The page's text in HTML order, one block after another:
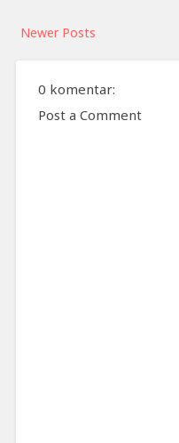
Newer Posts
0 komentar:
Post a Comment